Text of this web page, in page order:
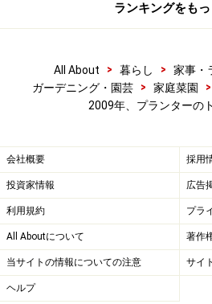
ランキングをも
All About > 暮らし > 家事・
ガーデニング・園芸
> 家庭菜園 >
2009年、プランターの
会社概要 採用
投資家情報 広告
利用規約 プラ
All Aboutについて 著作
当サイトの情報についての注意 サイ
ヘルプ